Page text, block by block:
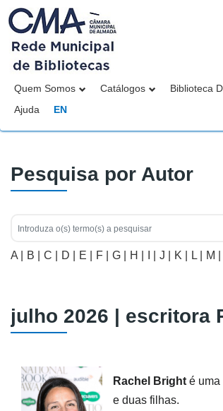
Quem Somos Catálogos Biblioteca
Ajuda
EN
Pesquisa por Autor
A | B | C | D | E | F | G | H | J | K | L | M |
julho 2026 | escritora
Rachel Brighté uma
e duas filhas.